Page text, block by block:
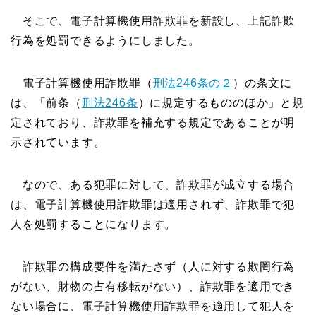
そこで、電子計算機使用詐欺罪を新設し、上記詐欺
行為を処罰できるようにしました。
電子計算機使用詐欺罪（刑法246条の２ ）の条文に
は、「前条（刑法246条 ）に規定するもののほか」と規
定されており、詐欺罪を補充する規定であることが明
示されています。
なので、ある犯罪に対して、詐欺罪が成立する場合
は、電子計算機使用詐欺罪は適用されず、詐欺罪で犯
人を処罰することになります。
詐欺罪の構成要件を満たさず（人に対する欺罔行為
がない、財物の占有移転がない）、詐欺罪を適用でき
ない場合に、電子計算機使用詐欺罪を適用して犯人を